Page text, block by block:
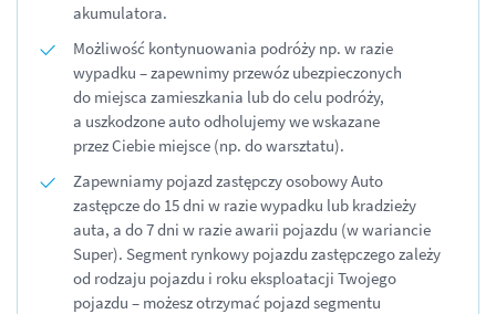
akumulatora.
Możliwość kontynuowania podróży np. w razie
wypadku – zapewnimy przewóz ubezpieczonych
do miejsca zamieszkania lub do celu podróży,
a uszkodzone auto odholujemy we wskazane
przez Ciebie miejsce (np. do warsztatu).
Zapewniamy pojazd zastępczy osobowy Auto
zastępcze do 15 dni w razie wypadku lub kradzieży
auta, a do 7 dni w razie awarii pojazdu (w wariancie
Super). Segment rynkowy pojazdu zastępczego zależy
od rodzaju pojazdu i roku eksploatacji Twojego
pojazdu – możesz otrzymać pojazd segmentu